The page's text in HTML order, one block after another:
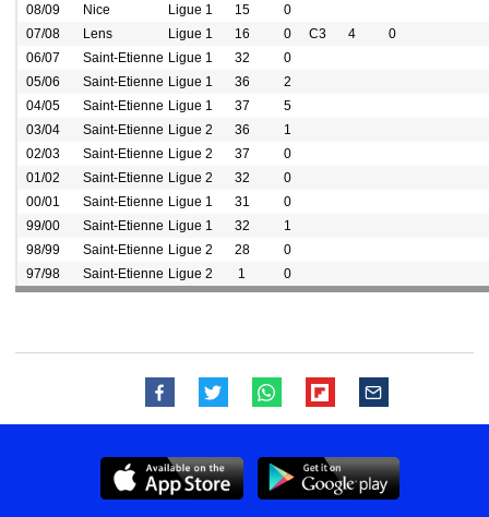
08/09
Nice Ligue 1 15
0
07/08
Lens Ligue 1 16 0 C3 4
0
06/07
Saint-Etienne Ligue 1 32
0
05/06
Saint-Etienne Ligue 1 36
2
04/05
Saint-Etienne Ligue 1 37
5
03/04
Saint-Etienne Ligue 2 36
1
02/03
Saint-Etienne Ligue 2 37
0
01/02
Saint-Etienne Ligue 2 32
0
00/01
Saint-Etienne Ligue 1 31
0
99/00
Saint-Etienne Ligue 1 32
1
98/99
Saint-Etienne Ligue 2 28
0
97/98
Saint-Etienne Ligue 2 1 0